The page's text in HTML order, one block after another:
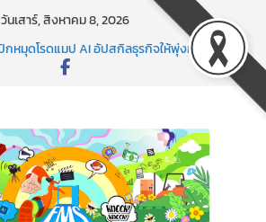
วันเสาร์, สิงหาคม 8, 2026
หมุดโรดแมป AI อัปสกิลธุรกิจให้พุ่งทะยาน
ตลาดโลก ด้วยเทคโนโลยี AI!
ลยีจะล้ำ หัวใจคนทำธุรกิจก็ต้องสตรอง!